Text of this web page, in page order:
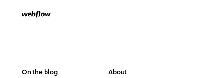
On the blog About